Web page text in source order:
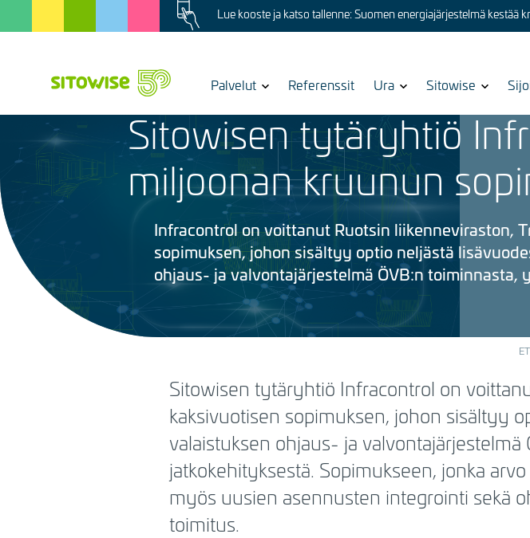
Image Lue kooste ja katso tallenne: Suomen energiajärjestelmä kestää
Show
for
Palvelut Referenssit
Show
for
Ura
Show
for
Sitowise
for
28.8.2025
Sitowisen tytäryhtiö
miljoonan kruunun
Infracontrol on voittanut Ruotsin liikenneviraston,
sopimuksen, johon sisältyy optio neljästä
ohjaus- ja valvontajärjestelmä ÖVB:n toiminnasta,
Sitowisen tytäryhtiö Infracontrol on
kaksivuotisen sopimuksen, johon sisältyy
valaistuksen ohjaus- ja
jatkokehityksestä. Sopimukseen, jonka
myös uusien asennusten integrointi sekä
toimitus.